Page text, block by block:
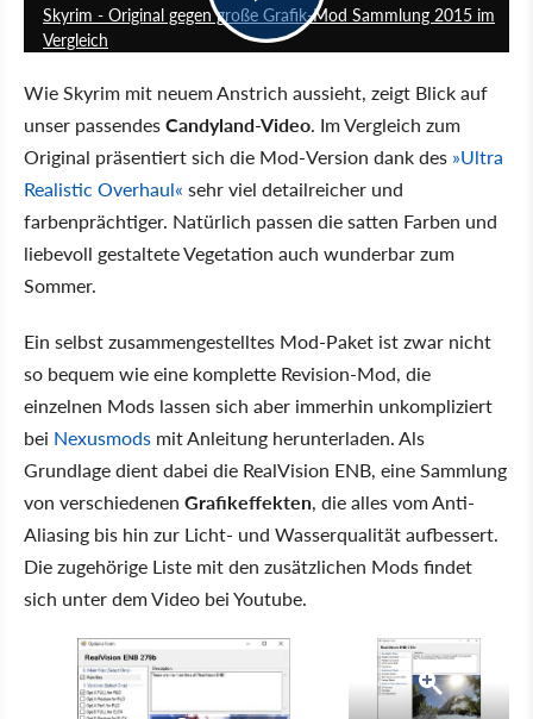
Skyrim - Original gegen große Grafik-Mod Sammlung 2015 im
Vergleich
Wie Skyrim mit neuem Anstrich aussieht, zeigt Blick auf
unser passendesCandyland-Video. Im Vergleich zum
Original präsentiert sich die Mod-Version dank des »Ultra
Realistic Overhaul« sehr viel detailreicher und
farbenprächtiger. Natürlich passen die satten Farben und
liebevoll gestaltete Vegetation auch wunderbar zum
Sommer.
Ein selbst zusammengestelltes Mod-Paket ist zwar nicht
so bequem wie eine komplette Revision-Mod, die
einzelnen Mods lassen sich aber immerhin unkompliziert
bei Nexusmods mit Anleitung herunterladen. Als
Grundlage dient dabei die RealVision ENB, eine Sammlung
von verschiedenen Grafikeffekten, die alles vom Anti-
Aliasing bis hin zur Licht- und Wasserqualität aufbessert.
Die zugehörige Liste mit den zusätzlichen Mods findet
sich unter dem Video bei Youtube.